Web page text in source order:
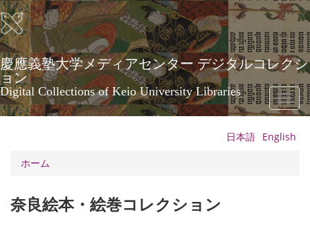
メ
イ
ン
コ
ン
テ
ン
ツ
に
慶應義塾大学メディアセンター デジタルコレクシ
ョン
Digital Collections of Keio University Libraries
Toggle
日本語 English
ホーム
奈良絵本・絵巻コレクション